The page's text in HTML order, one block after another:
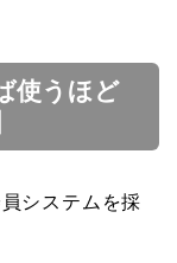
使うほど
システムを採